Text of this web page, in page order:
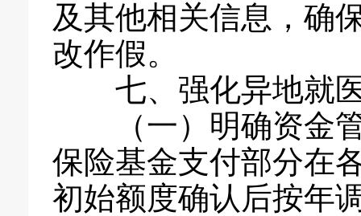
及其他相关信息，确
改作假。
七、强化异地就医
（一）明确资金管
保险基金支付部分在
初始额度确认后按年